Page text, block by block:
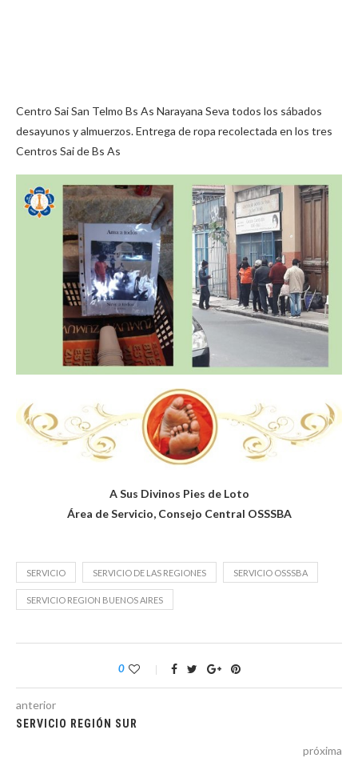
Centro Sai San Telmo Bs As Narayana Seva todos los sábados
desayunos y almuerzos. Entrega de ropa recolectada en los tres
Centros Sai de Bs As
A Sus Divinos Pies de Loto
Área de Servicio, Consejo Central OSSSBA
SERVICIO SERVICIO DE LAS REGIONES SERVICIO OSSSBA
SERVICIO REGION BUENOS AIRES
0
anterior
SERVICIO REGIÓN SUR
próxima